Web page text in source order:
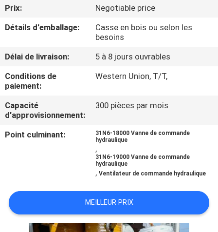
DE
LA
CONTACT
TOUS
LES
Prix:
Negotiable price
Détails d'emballage:
Casse en bois ou selon les
besoins
Délai de livraison:
5 à 8 jours ouvrables
Conditions de
paiement:
Western Union, T/T,
Capacité
d'approvisionnement:
300 pièces par mois
Point culminant:
31N6-18000 Vanne de commande
hydraulique
,
31N6-19000 Vanne de commande
hydraulique
,Ventilateur de commande hydraulique
MEILLEUR PRIX